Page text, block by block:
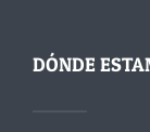
DÓNDE